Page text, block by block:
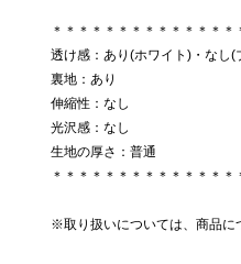
＊＊＊＊＊＊＊＊＊＊＊＊＊＊
透け感：あり(ホワイト)・なし(
裏地：あり
伸縮性：なし
光沢感：なし
生地の厚さ：普通
＊＊＊＊＊＊＊＊＊＊＊＊＊＊
※取り扱いについては、商品に